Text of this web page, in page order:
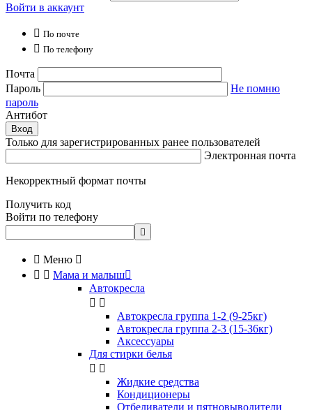
Войти в аккаунт
 По почте
 По телефону
Почта
Пароль
Не помню
пароль
Антибот
Вход
Только для зарегистрированных ранее пользователей
Электронная почта
Некорректный формат почты
Получить код
Войти по телефону

 Меню 
  Мама и малыш
Автокресла
 
Автокресла группа 1-2 (9-25кг)
Автокресла группа 2-3 (15-36кг)
Аксессуары
Для стирки белья
 
Жидкие средства
Кондиционеры
Отбеливатели и пятновыводители